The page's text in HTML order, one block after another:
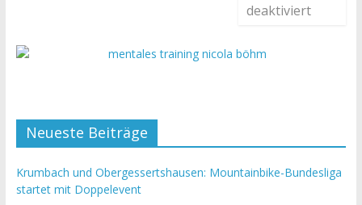
deaktiviert
Neueste Beiträge
Krumbach und Obergessertshausen: Mountainbike-Bundesliga
startet mit Doppelevent